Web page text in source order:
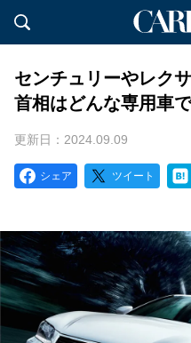
センチュリーやレク
首相はどんな専用車
更新日：2024.09.09
シェア ツイート